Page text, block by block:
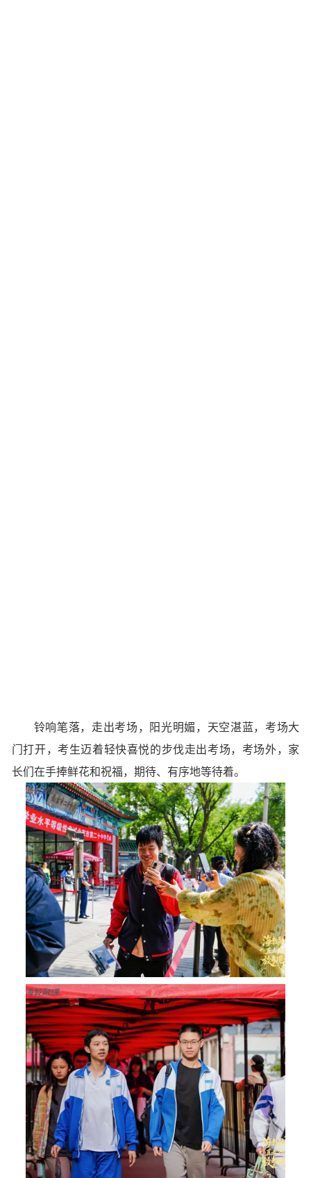
铃响笔落，走出考场， 阳光明媚，天空湛蓝， 考场大
门打开，考生迈着轻快喜悦的步伐走出考场， 考场外， 家
长们在手捧鲜花和祝福， 期待、有序地等待着。